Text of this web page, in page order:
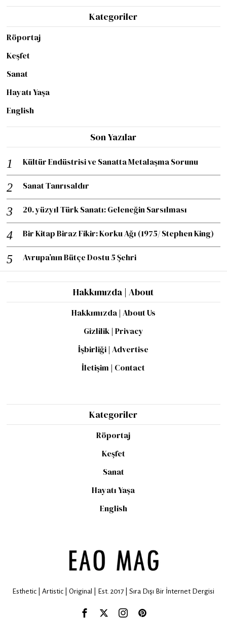
Kategoriler
Röportaj
Keşfet
Sanat
Hayatı Yaşa
English
Son Yazılar
Kültür Endüstrisi ve Sanatta Metalaşma Sorunu
Sanat Tanrısaldır
20. yüzyıl Türk Sanatı: Geleneğin Sarsılması
Bir Kitap Biraz Fikir: Korku Ağı (1975/ Stephen King)
Avrupa’nın Bütçe Dostu 5 Şehri
Hakkımızda | About
Hakkımızda | About Us
Gizlilik | Privacy
İşbirliği | Advertise
İletişim | Contact
Kategoriler
Röportaj
Keşfet
Sanat
Hayatı Yaşa
English
Esthetic | Artistic | Original | Est. 2017 | Sıra Dışı Bir İnternet Dergisi